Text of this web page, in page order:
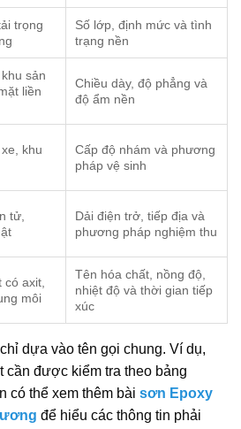
trọng
Số lớp, định mức và tình
trạng nền
sản
liền
Chiều dày, độ phẳng và
độ ẩm nền
khu
Cấp độ nhám và phương
pháp vệ sinh
tử,
Dải điện trở, tiếp địa và
phương pháp nghiệm thu
có axit,
môi
Tên hóa chất, nồng độ,
nhiệt độ và thời gian tiếp
xúc
dựa vào tên gọi chung. Ví dụ,
cần được kiểm tra theo bảng
có thể xem thêm bài sơn Epoxy
để hiểu các thông tin phải